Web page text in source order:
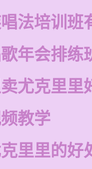
法培训班
年会排练
尤克里里
教学
里里的好